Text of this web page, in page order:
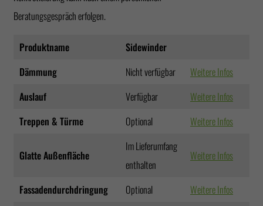
Beratungsgespräch erfolgen.
Produktname
Sidewinder
Dämmung
Nicht verfügbar
Weitere Infos
Auslauf
Verfügbar
Weitere Infos
Treppen & Türme
Optional Weitere Infos
Glatte Außenfläche
Im Lieferumfang
enthalten
Weitere Infos
Fassadendurchdringung Optional
Weitere Infos